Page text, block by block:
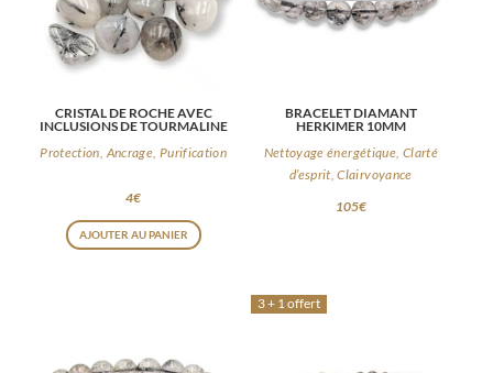
CRISTAL DE ROCHE AVEC
INCLUSIONS DE TOURMALINE
Protection, Ancrage, Purification
4€
AJOUTER AU PANIER
BRACELET DIAMANT
HERKIMER 10MM
Nettoyage énergétique, Clarté
d’esprit, Clairvoyance
105€
3 + 1 offert